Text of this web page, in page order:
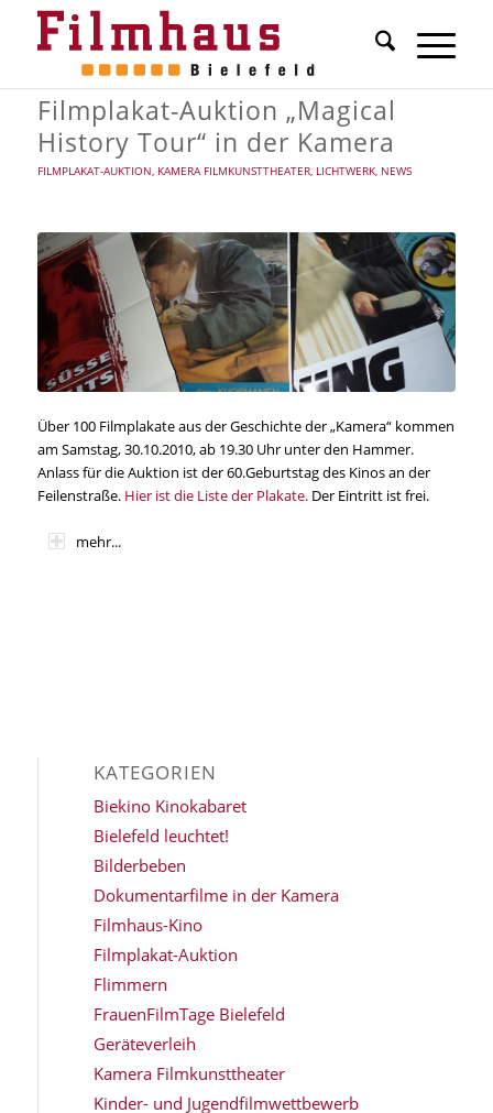
Filmplakat-Auktion „Magical
History Tour“ in der Kamera
FILMPLAKAT-AUKTION, KAMERA FILMKUNSTTHEATER, LICHTWERK, NEWS
Über 100 Filmplakate aus der Geschichte der „Kamera“ kommen
am Samstag, 30.10.2010, ab 19.30 Uhr unter den Hammer.
Anlass für die Auktion ist der 60.Geburtstag des Kinos an der
Feilenstraße. Hier ist die Liste der Plakate.Der Eintritt ist frei.
mehr...
KATEGORIEN
Biekino Kinokabaret
Bielefeld leuchtet!
Bilderbeben
Dokumentarfilme in der Kamera
Filmhaus-Kino
Filmplakat-Auktion
Flimmern
FrauenFilmTage Bielefeld
Geräteverleih
Kamera Filmkunsttheater
Kinder- und Jugendfilmwettbewerb